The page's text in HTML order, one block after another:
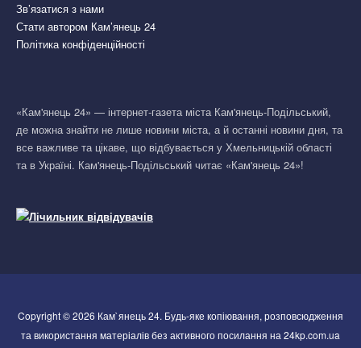
Зв’язатися з нами
Стати автором Кам’янець 24
Політика конфіденційності
«Кам'янець 24» — інтернет-газета міста Кам'янець-Подільський,
де можна знайти не лише новини міста, а й останні новини дня, та
все важливе та цікаве, що відбувається у Хмельницькій області
та в Україні. Кам'янець-Подільський читає «Кам'янець 24»!
Copyright © 2026 Кам`янець 24. Будь-яке копіювання, розповсюдження
та використання матеріалів без активного посилання на 24kp.com.ua